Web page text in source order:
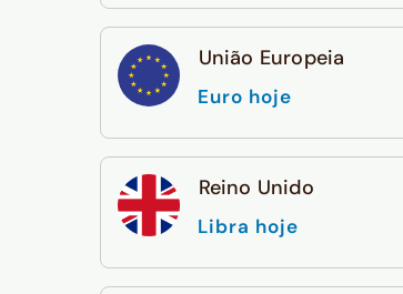
União Europeia
Euro hoje
Reino Unido
Libra hoje